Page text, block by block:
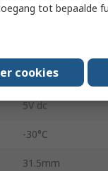
6mm
PCB Terminal
5V dc
-30°C
31.5mm
tot bepaalde
cookies